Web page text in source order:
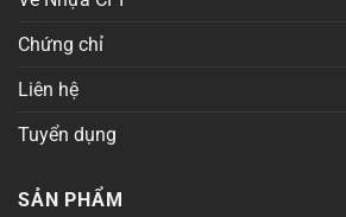
Chứng chỉ
Liên hệ
Tuyển dụng
SẢN PHẨM